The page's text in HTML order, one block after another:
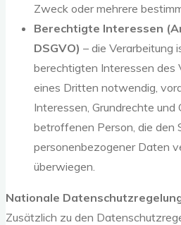
Zweck oder mehrere
Berechtigte Interessen
DSGVO) – die Verarbeitung
berechtigten Interessen des
eines Dritten notwendig,
Interessen, Grundrechte und
betroffenen Person, die den
personenbezogener Daten
überwiegen.
Nationale
Zusätzlich zu den